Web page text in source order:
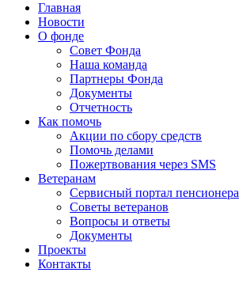
Главная
Новости
О фонде
Совет Фонда
Наша команда
Партнеры Фонда
Документы
Отчетность
Как помочь
Акции по сбору средств
Помочь делами
Пожертвования через SMS
Ветеранам
Сервисный портал пенсионера
Советы ветеранов
Вопросы и ответы
Документы
Проекты
Контакты